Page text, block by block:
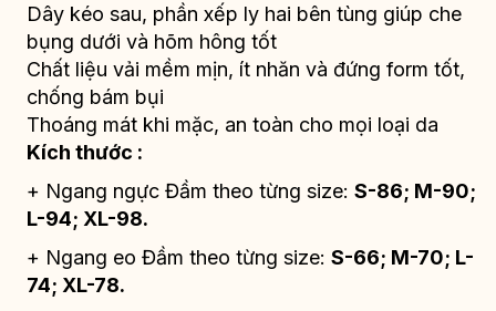
Dây kéo sau, phần xếp ly hai bên tùng giúp che
bụng dưới và hõm hông tốt
Chất liệu vải mềm mịn, ít nhăn và đứng form tốt,
chống bám bụi
Thoáng mát khi mặc, an toàn cho mọi loại da
Kích thước :
+ Ngang ngực Đầm theo từng size:S-86; M-90;
L-94; XL-98.
+ Ngang eo Đầm theo từng size:S-66; M-70; L-
74; XL-78.